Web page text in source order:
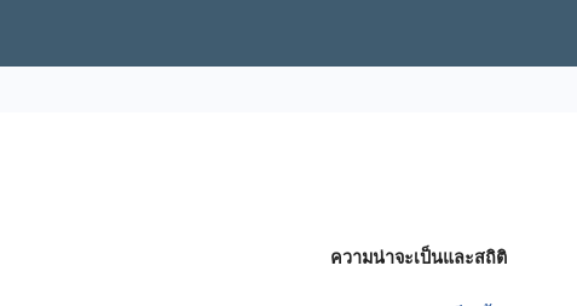
ความน่าจะเป็นและสถิติ